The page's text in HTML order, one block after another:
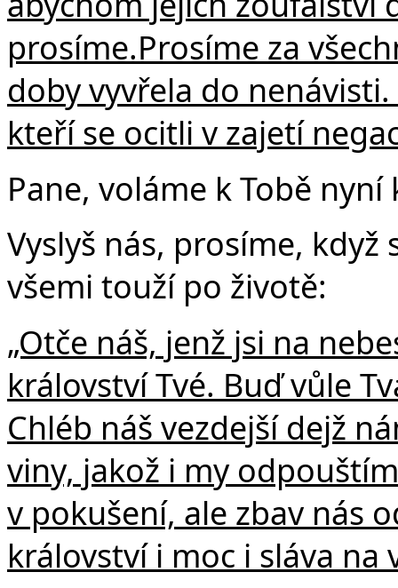
prosíme.Prosíme za
doby vyvřela do
kteří se ocitli v zajetí
Pane, voláme k Tobě
Vyslyš nás, prosíme, když
všemi touží po životě:
„Otče náš, jenž jsi na
království Tvé. Buď vůle
Chléb náš vezdejší dejž
viny, jakož i my
v pokušení, ale zbav nás
království i moc i sláva na